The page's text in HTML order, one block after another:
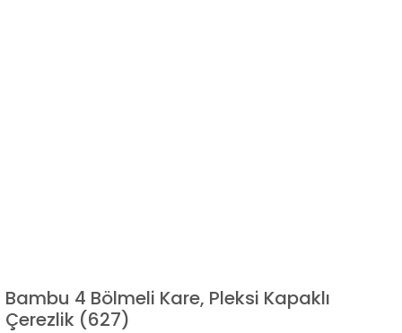
Bambu 4 Bölmeli Kare, Pleksi Kapaklı
Çerezlik (627)